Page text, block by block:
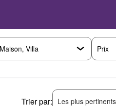
Prix
Trier par: Les plus